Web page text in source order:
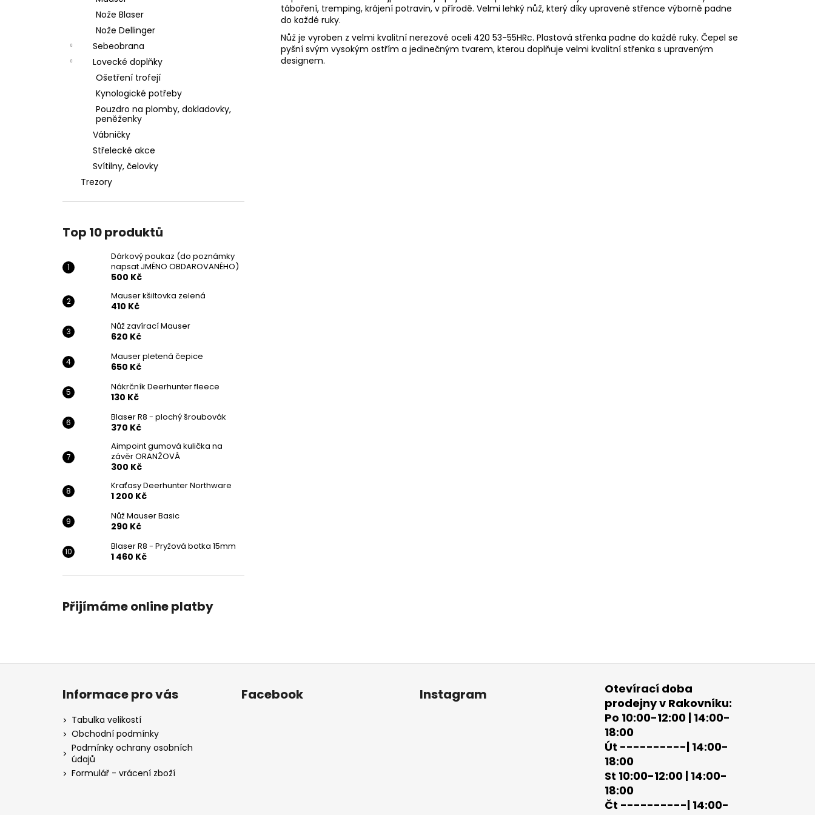
Nože Blaser
Nože Dellinger
Sebeobrana
Lovecké doplňky
Ošetření trofejí
Kynologické potřeby
Pouzdro na plomby, dokladovky,
peněženky
Vábničky
Střelecké akce
Svítilny, čelovky
Trezory
Top 10 produktů
Dárkový poukaz (do poznámky
napsat JMÉNO OBDAROVANÉHO)
500 Kč
Mauser kšiltovka zelená
410 Kč
Nůž zavírací Mauser
620 Kč
Mauser pletená čepice
650 Kč
Nákrčník Deerhunter fleece
130 Kč
Blaser R8 - plochý šroubovák
370 Kč
Aimpoint gumová kulička na
závěr ORANŽOVÁ
300 Kč
Kraťasy Deerhunter Northware
1 200 Kč
Nůž Mauser Basic
290 Kč
Blaser R8 - Pryžová botka 15mm
1 460 Kč
Přijímáme online platby
táboření, tremping, krájení potravin, v přírodě. Velmi lehký nůž, který díky upravené střence výborně padne
do každé ruky.
Nůž je vyroben z velmi kvalitní nerezové oceli 420 53-55HRc. Plastová střenka padne do každé ruky. Čepel se
pyšní svým vysokým ostřím a jedinečným tvarem, kterou doplňuje velmi kvalitní střenka s upraveným
designem.
Z
Informace pro vás
Tabulka velikostí
Obchodní podmínky
Podmínky ochrany osobních
údajů
Formulář - vrácení zboží
Facebook Instagram
Otevírací doba
prodejny v Rakovníku:
Po 10:00-12:00 | 14:00-
18:00
Út ----------| 14:00-
18:00
St 10:00-12:00 | 14:00-
18:00
Čt ----------| 14:00-